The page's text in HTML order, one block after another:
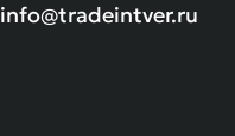
info@tradeintver.ru